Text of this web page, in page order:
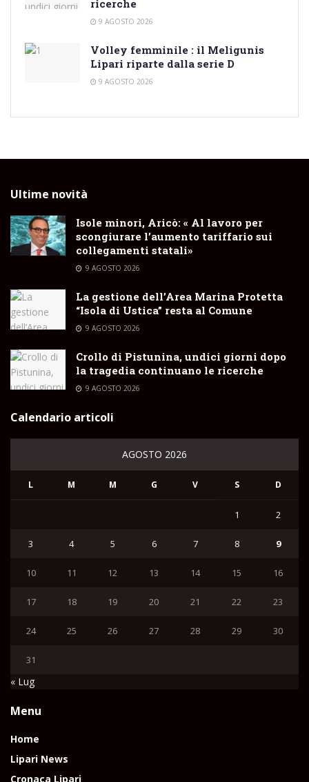
ricerche
9 AGOSTO 2026
Volley femminile : il Meligunis
Lipari riparte dalla serie D
9 AGOSTO 2026
Ultime novità
Isole minori, Aricò: « Al lavoro per
scongiurare l’aumento tariffario sui
collegamenti statali»
9 AGOSTO 2026
La gestione dell’Area Marina Protetta
“Isola di Ustica” resta al Comune
9 AGOSTO 2026
Crollo di Pistunina, undici giorni dopo
la tragedia continuano le ricerche
9 AGOSTO 2026
Calendario articoli
AGOSTO 2026
L M M G V S D
1 2
3 4 5 6 7 8 9
10 11 12 13 14 15 16
17 18 19 20 21 22 23
24 25 26 27 28 29 30
31
« Lug
Menu
Home
Lipari News
Cronaca Lipari